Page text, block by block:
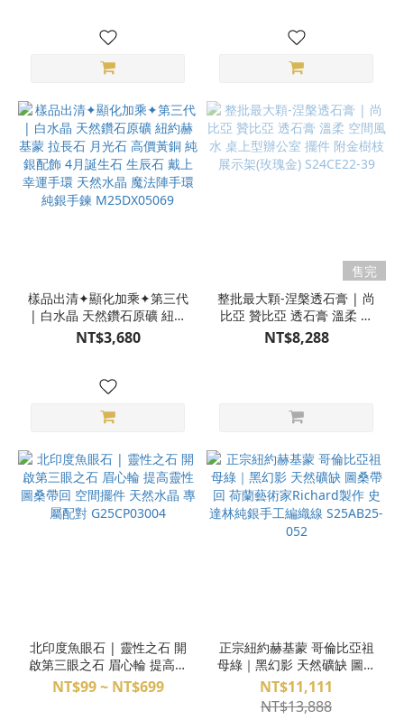
魔法陣手環 純銀手鍊
樣品出清✦顯化加乘✦第三代
| 白水晶 天然鑽石原礦 紐約
赫基蒙 拉長石 月光石 高價
黃銅 純銀配飾 4月誕生石 生
魔法陣手環 純銀手鍊
NT$3,680
售完
整批最大顆-涅槃透石膏 | 尚
比亞 贊比亞 透石膏 溫柔 空
間風水 桌上型辦公室 擺件
附金樹枝展示架(玫瑰金)
NT$8,288
北印度魚眼石 | 靈性之石 開
啟第三眼之石 眉心輪 提高靈
水晶 專屬配對 G25CP03004
NT$99 ~ NT$699
正宗紐約赫基蒙 哥倫比亞祖
母綠｜黑幻影 天然礦缺 圖桑
帶回 荷蘭藝術家Richard製
作 史達林純銀手工編織線
S25AB25-052
NT$11,111
NT$13,888